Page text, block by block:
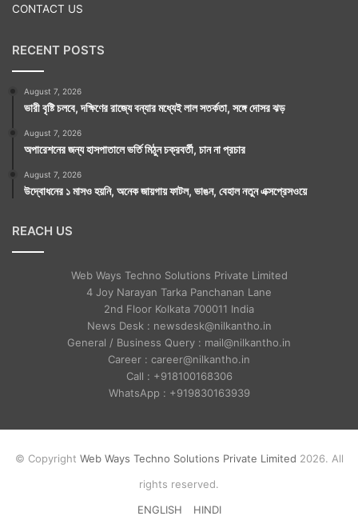
CONTACT US
RECENT POSTS
August 7, 2026
ভারী বৃষ্টি চলবে, দক্ষিণের রাজ্যে বন্যার মধ্যেই লাল সতর্কতা, সঙ্গে দোসর ঝড়
August 7, 2026
অপারেশনের জন্য হাসপাতালে ভর্তি মিঠুন চক্রবর্তী, চান না প্রচার
August 7, 2026
উদ্বোধনের ১ মাসও হয়নি, অনেক জায়গায় ফাটল, ভাঙন, বেহাল নতুন এক্সপ্রেসওয়ে
REACH US
Web Ways Techno Solutions Private Limited
4 Joy Narayan Tarka Panchanan Lane
2nd Floor Kolkata 700011 India
News Desk : newsdesk@nilkantho.in
General / Business Query : mail@nilkantho.in
Career : career@nilkantho.in
Call : +918100168306
WhatsApp : +919830163939
© Copyright Web Ways Techno Solutions Private Limited 2026. All
rights reserved.
ENGLISH
HINDI